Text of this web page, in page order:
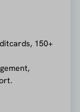
150+